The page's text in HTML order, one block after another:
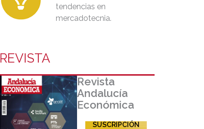
tendencias en
mercadotecnia.
REVISTA
Revista
Andalucía
Económica
SUSCRIPCIÓN